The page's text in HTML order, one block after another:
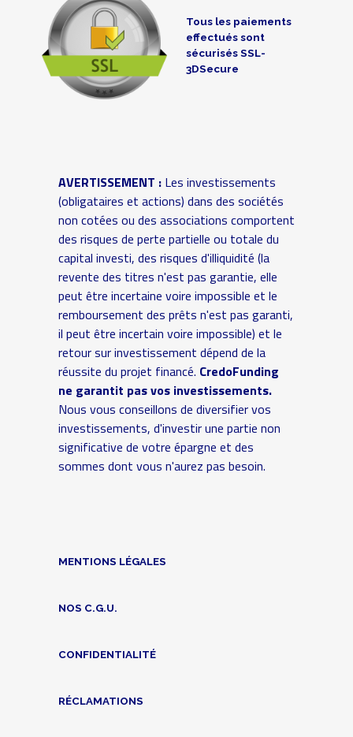
Tous les paiements
effectués sont
sécurisés SSL-
3DSecure
AVERTISSEMENT :Les investissements
(obligataires et actions) dans des sociétés
non cotées ou des associations comportent
des risques de perte partielle ou totale du
capital investi, des risques d'illiquidité (la
revente des titres n'est pas garantie, elle
peut être incertaine voire impossible et le
remboursement des prêts n'est pas garanti,
il peut être incertain voire impossible) et le
retour sur investissement dépend de la
réussite du projet financé. CredoFunding
ne garantit pas vos investissements.
Nous vous conseillons de diversifier vos
investissements, d'investir une partie non
significative de votre épargne et des
sommes dont vous n'aurez pas besoin.
MENTIONS LÉGALES
NOS C.G.U.
CONFIDENTIALITÉ
RÉCLAMATIONS